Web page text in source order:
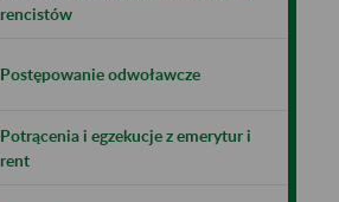
rencistów
Postępowanie odwoławcze
Potrącenia i egzekucje z emerytur i
rent